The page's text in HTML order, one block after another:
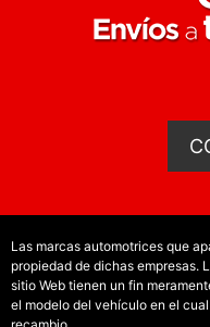
Las marcas automotrices que
propiedad de dichas empresas.
sitio Web tienen un fin
el modelo del vehículo en el